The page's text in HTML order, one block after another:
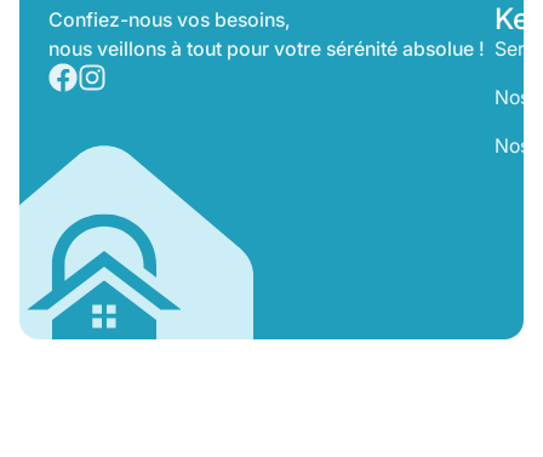
Confiez-nous vos besoins,
nous veillons à tout pour votre sérénité absolue !
Nos
Nos